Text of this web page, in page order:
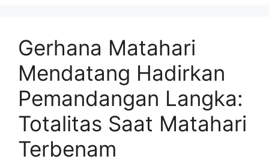
Gerhana Matahari
Mendatang Hadirkan
Pemandangan Langka:
Totalitas Saat Matahari
Terbenam